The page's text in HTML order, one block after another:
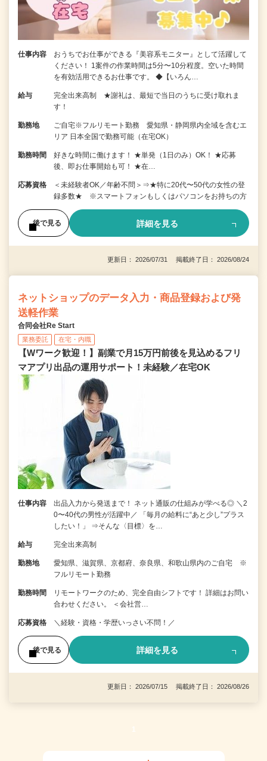
仕事内容
おうちでお仕事ができる『美容系モニター』として活躍して
ください！ 1案件の作業時間は5分〜10分程度。空いた時間
を有効活用できるお仕事です。 ◆【いろん…
給与
完全出来高制 ★謝礼は、最短で当日のうちに受け取れま
す！
勤務地
ご自宅※フルリモート勤務 愛知県・静岡県内全域を含むエ
リア 日本全国で勤務可能（在宅OK）
勤務時間
好きな時間に働けます！ ★単発（1日のみ）OK！ ★応募
後、即お仕事開始も可！ ★在…
応募資格
＜未経験者OK／年齢不問＞⇒★特に20代〜50代の女性の登
録多数★ ※スマートフォンもしくはパソコンをお持ちの方
後で見る 詳細を見る
更新日： 2026/07/31 掲載終了日： 2026/08/24
ネットショップのデータ入力・商品登録および発
送軽作業
合同会社Re Start
業務委託 在宅・内職
【Wワーク歓迎！】副業で月15万円前後を見込めるフリ
マアプリ出品の運用サポート！未経験／在宅OK
仕事内容
出品入力から発送まで！ ネット通販の仕組みが学べる◎ ＼2
0〜40代の男性が活躍中／ 「毎月の給料に“あと少し”プラス
したい！」 ⇒そんな〈目標〉を…
給与 完全出来高制
勤務地
愛知県、滋賀県、京都府、奈良県、和歌山県内のご自宅 ※
フルリモート勤務
勤務時間
リモートワークのため、完全自由シフトです！ 詳細はお問い
合わせください。 ＜会社営…
応募資格 ＼経験・資格・学歴いっさい不問！／
後で見る 詳細を見る
更新日： 2026/07/15 掲載終了日： 2026/08/26
1